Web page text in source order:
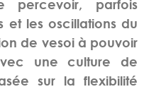
parfois
et les oscillations du
de vesoi à pouvoir
une culture de
sur la flexibilité